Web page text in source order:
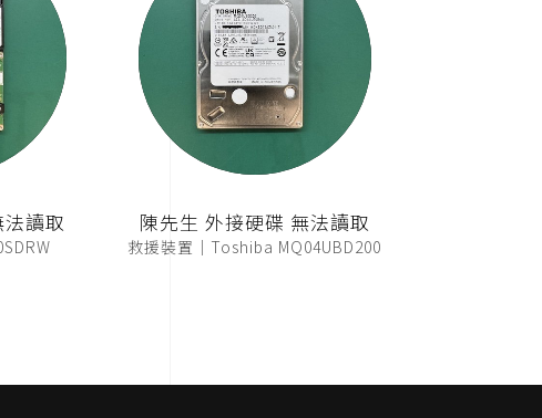
讀取 陳先生 外接硬碟 無法讀取
救援裝置｜Toshiba MQ04UBD200